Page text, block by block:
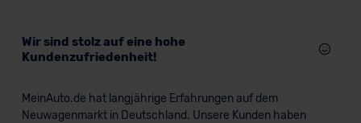
Wir sind stolz auf eine hohe
Kundenzufriedenheit!
MeinAuto.de hat langjährige Erfahrungen auf dem
Neuwagenmarkt in Deutschland. Unsere Kunden haben